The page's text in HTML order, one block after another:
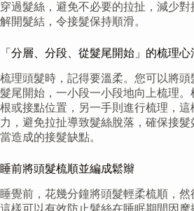
穿過髮絲，避免不必要的拉扯，減少
解開髮結，令接髮保持順滑。
「分層、分段、從髮尾開始」的梳理心
梳理頭髮時，記得要溫柔。您可以將
髮尾開始，一小段一小段地向上梳理
根或接點位置，另一手則進行梳理，
力，避免拉扯導致髮絲脫落，確保接
當造成的接髮缺點。
睡前將頭髮梳順並編成鬆辮
睡覺前，花幾分鐘將頭髮輕柔梳順，然
這樣可以有效防止髮絲在睡眠期間因